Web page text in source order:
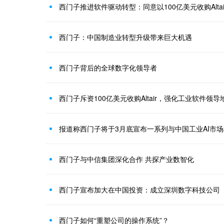
西门子推进软件驱动转型：同意以100亿美元收购
西门子：中国制造业转型升级带来巨大机遇
西门子背后的全球数字化领导者
西门子斥资100亿美元收购Altair，强化工业软件领导
报道称西门子将于3月底宣布一系列与中国工业AI市
西门子与中信集团深化合作 共探产业数智化
西门子宣布加大在中国投资：成立深圳数字科技公司
西门子如何“重塑公司的操作系统”？